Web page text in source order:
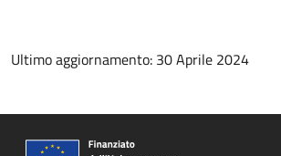
Ultimo aggiornamento: 30 Aprile 2024